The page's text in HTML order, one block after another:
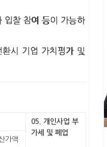
입찰 참여 등이 가능하
시 기업 가치평가 및
05. 개인사업 부
가세 및 폐업
가액